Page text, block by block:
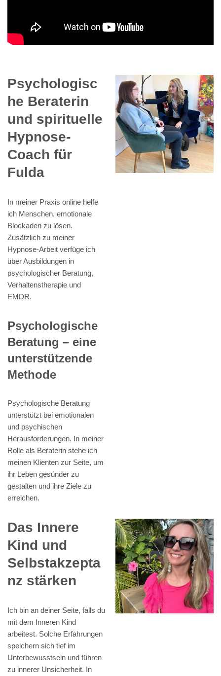
Psychologisc
he Beraterin
und spirituelle
Hypnose-
Coach für
Fulda
In meiner Praxis online helfe
ich Menschen, emotionale
Blockaden zu lösen.
Zusätzlich zu meiner
Hypnose-Arbeit verfüge ich
über Ausbildungen in
psychologischer Beratung,
Verhaltenstherapie und
EMDR.
Psychologische
Beratung – eine
unterstützende
Methode
Psychologische Beratung
unterstützt bei emotionalen
und psychischen
Herausforderungen. In meiner
Rolle als Beraterin stehe ich
meinen Klienten zur Seite, um
ihr Leben gesünder zu
gestalten und ihre Ziele zu
erreichen.
Das Innere
Kind und
Selbstakzepta
nz stärken
Ich bin an deiner Seite, falls du
mit dem Inneren Kind
arbeitest. Solche Erfahrungen
speichern sich tief im
Unterbewusstsein und führen
zu innerer Unsicherheit. In